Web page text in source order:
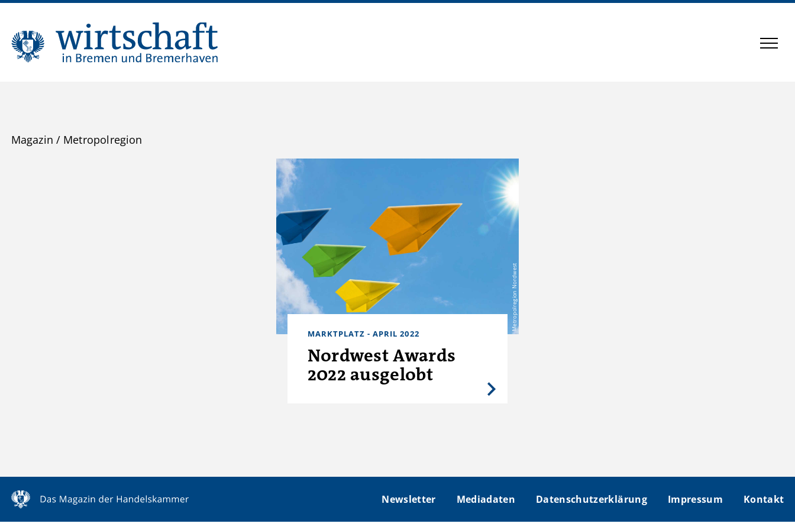
Magazin / Metropolregion
Metropolregion Nordwest
MARKTPLATZ - APRIL 2022
Nordwest Awards
2022 ausgelobt
Newsletter Mediadaten Datenschutzerklärung Impressum Kontakt